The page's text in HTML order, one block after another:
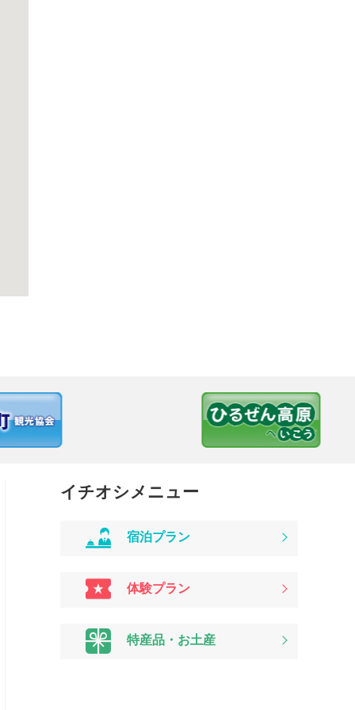
イチオシメニュー
宿泊プラン
体験プラン
特産品・お土産